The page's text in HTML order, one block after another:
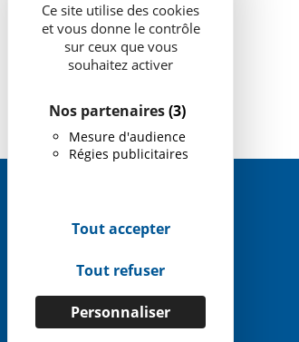
Ce site utilise des cookies
et vous donne le contrôle
sur ceux que vous
souhaitez activer
Nos partenaires(3)
Mesure d'audience
Régies publicitaires
Tout accepter
Tout refuser
Personnaliser